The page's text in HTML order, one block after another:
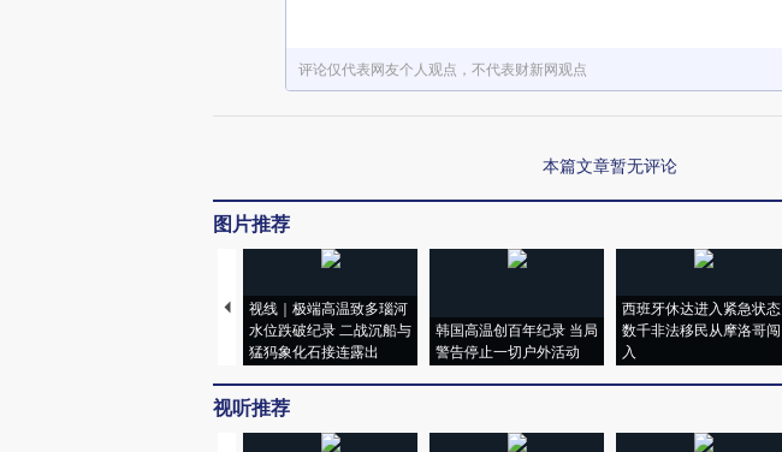
评论仅代表网友个人观点，不代表财新网观点
本篇文章暂无评论
图片推荐
视线｜极端高温致多瑙河
水位跌破纪录 二战沉船与
猛犸象化石接连露出
韩国高温创百年纪录 当局
警告停止一切户外活动
西班牙休达进入紧急状态
数千非法移民从摩洛哥闯
入
视听推荐